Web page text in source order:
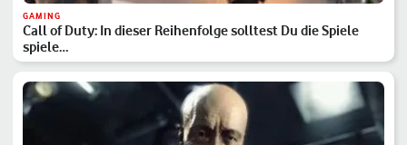
GAMING
Call of Duty: In dieser Reihenfolge solltest Du die Spiele
spiele…